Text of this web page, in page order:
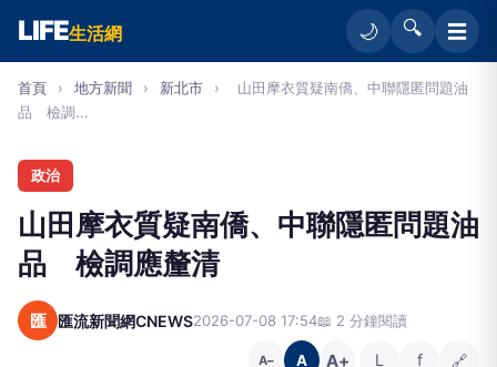
LIFE生活網 🌙 🔍 ☰
首頁 › 地方新聞 › 新北市 ›
山田摩衣質疑南僑、中聯隱匿問題油
品 檢調...
政治
山田摩衣質疑南僑、中聯隱匿問題油
品 檢調應釐清
匯 匯流新聞網CNEWS2026-07-08 17:54📖 2 分鐘閱讀
A− A A+ L f 🔗